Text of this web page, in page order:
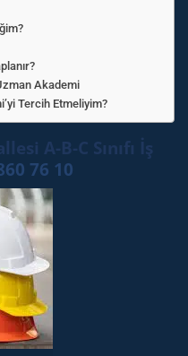
Akademi
Tercih Etmeliyim?
A-B-C Sınıfı İş
76 10